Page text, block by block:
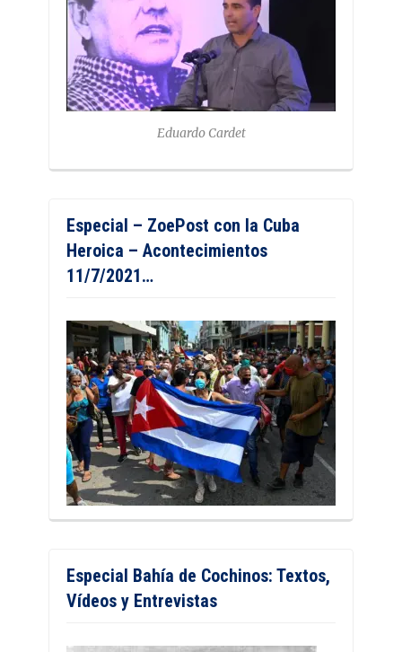
Eduardo Cardet
Especial – ZoePost con la Cuba
Heroica – Acontecimientos
11/7/2021…
Especial Bahía de Cochinos: Textos,
Vídeos y Entrevistas